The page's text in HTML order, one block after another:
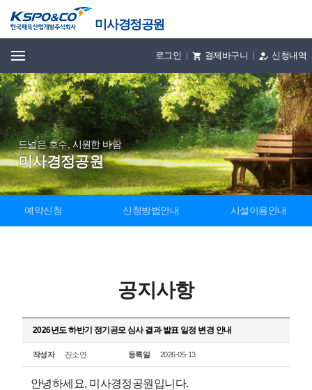
미사경정공원
로그인 결제바구니 신청내역
드넓은 호수, 시원한 바람
미사경정공원
예약신청 신청방법안내 시설이용안내
공지사항
2026년도 하반기 정기공모 심사 결과 발표 일정 변경 안내
작성자 진소연 등록일 2026-05-13
안녕하세요, 미사경정공원입니다.